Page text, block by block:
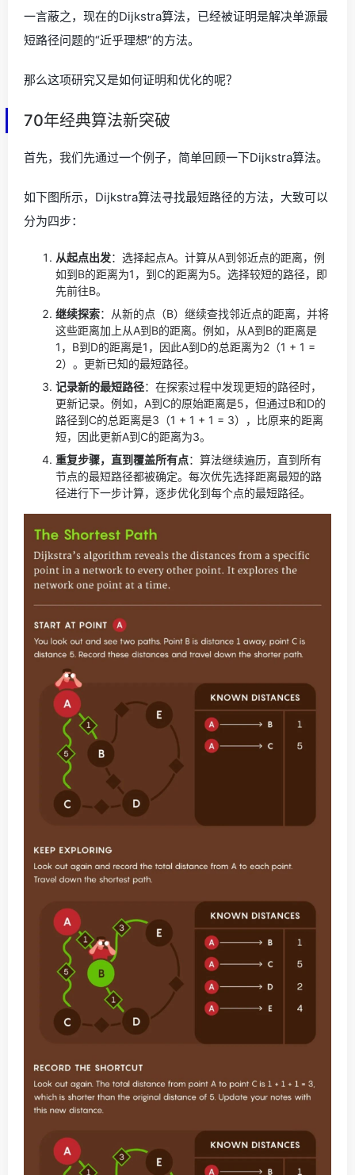
一言蔽之，现在的Dijkstra算法，已经被证明是解决单源最
短路径问题的“近乎理想”的方法。
那么这项研究又是如何证明和优化的呢？
70年经典算法新突破
首先，我们先通过一个例子，简单回顾一下Dijkstra算法。
如下图所示，Dijkstra算法寻找最短路径的方法，大致可以
分为四步：
从起点出发：选择起点A。计算从A到邻近点的距离，例
如到B的距离为1，到C的距离为5。选择较短的路径，即
先前往B。
继续探索：从新的点（B）继续查找邻近点的距离，并将
这些距离加上从A到B的距离。例如，从A到B的距离是
1，B到D的距离是1，因此A到D的总距离为2（1 + 1 =
2）。更新已知的最短路径。
记录新的最短路径：在探索过程中发现更短的路径时，
更新记录。例如，A到C的原始距离是5，但通过B和D的
路径到C的总距离是3（1 + 1 + 1 = 3），比原来的距离
短，因此更新A到C的距离为3。
重复步骤，直到覆盖所有点：算法继续遍历，直到所有
节点的最短路径都被确定。每次优先选择距离最短的路
径进行下一步计算，逐步优化到每个点的最短路径。